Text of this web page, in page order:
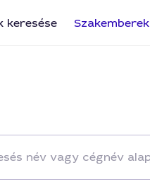
keresése Szakemberek